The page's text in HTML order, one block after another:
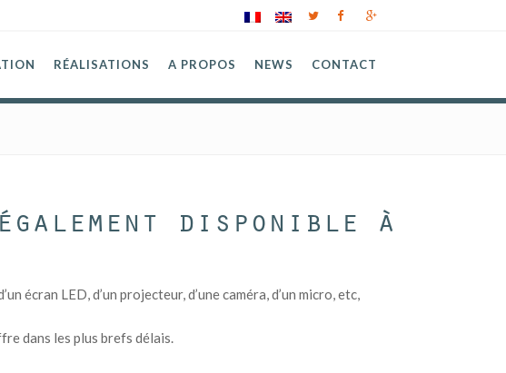
RÉALISATIONS A PROPOS NEWS CONTACT
disponible à
écran LED, d’un projecteur, d’une caméra, d’un micro, etc,
dans les plus brefs délais.